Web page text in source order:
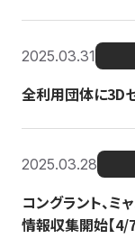
2025.03.31
全利用団体に3D
2025.03.28
コングラント、
情報収集開始【4/